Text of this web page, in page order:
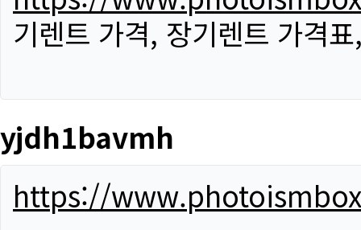
기렌트 가격, 장기렌트 가격
yjdh1bavmh
https://